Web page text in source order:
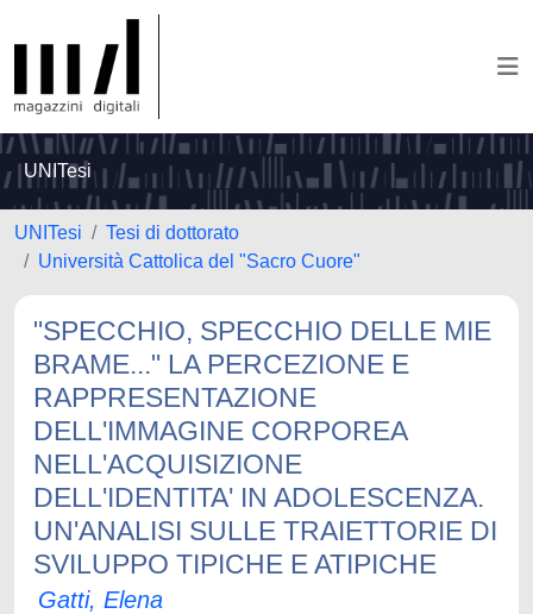
UNITesi
UNITesi
Tesi di dottorato
Università Cattolica del "Sacro Cuore"
"SPECCHIO, SPECCHIO DELLE MIE
BRAME..." LA PERCEZIONE E
RAPPRESENTAZIONE
DELL'IMMAGINE CORPOREA
NELL'ACQUISIZIONE
DELL'IDENTITA' IN ADOLESCENZA.
UN'ANALISI SULLE TRAIETTORIE DI
SVILUPPO TIPICHE E ATIPICHE
Gatti, Elena